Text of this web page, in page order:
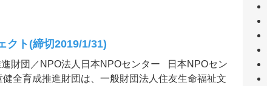
クト(締切2019/1/31)
財団／NPO法人日本NPOセンター 日本NPOセン
全育成推進財団は、一般財団法人住友生命福祉文